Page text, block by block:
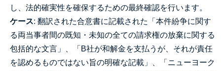
し、法的確実性を確保するための最終確認を行います。
ケース: 翻訳された合意書に記載された「本件紛争に関す
る両当事者間の既知・未知の全ての請求権の放棄に関する
包括的な文言」、「B社が和解金を支払うが、それが責任
を認めるものではない旨の明確な記載」、「ニューヨーク